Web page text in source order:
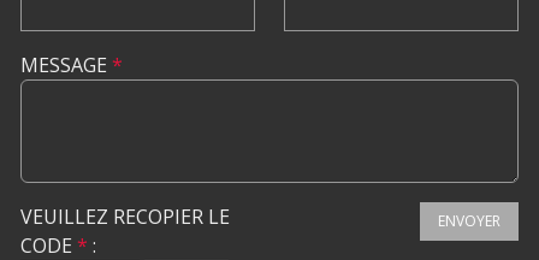
MESSAGE *
VEUILLEZ RECOPIER LE
CODE * :
ENVOYER